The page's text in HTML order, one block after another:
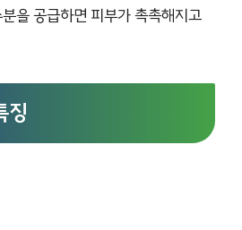
을 공급하면 피부가 촉촉해지고
징